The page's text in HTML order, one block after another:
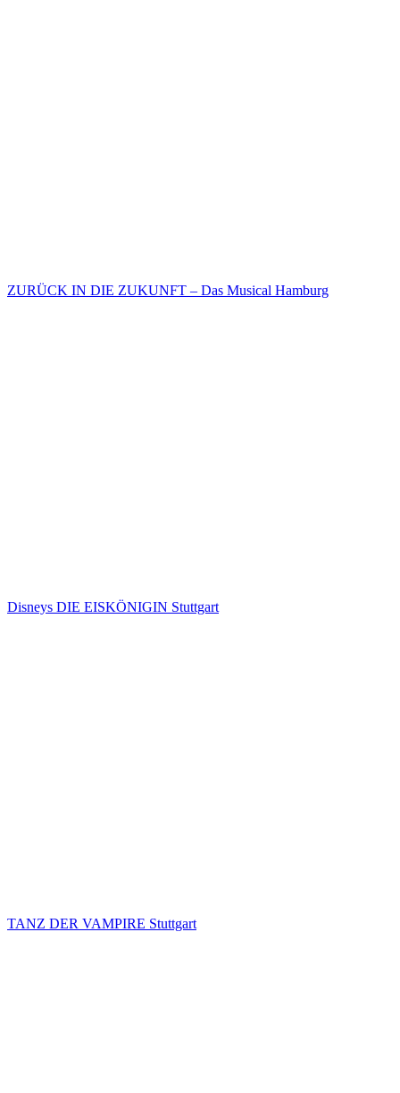
ZURÜCK IN DIE ZUKUNFT – Das Musical Hamburg
Disneys DIE EISKÖNIGIN Stuttgart
TANZ DER VAMPIRE Stuttgart